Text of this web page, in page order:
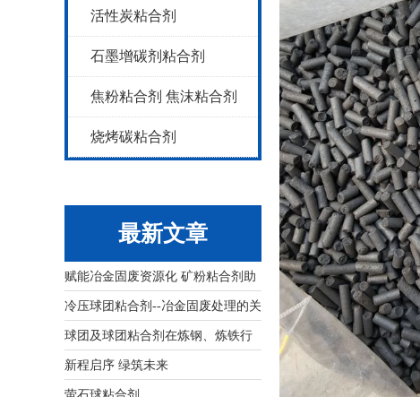
活性炭粘合剂
石墨增碳剂粘合剂
焦粉粘合剂 焦沫粘合剂
烧烤碳粘合剂
最新文章
赋能冶金固废资源化 矿粉粘合剂助
力行业**低碳高质量发展
冷压球团粘合剂--冶金固废处理的关
键辅料
球团及球团粘合剂在炼钢、炼铁行
业应用上
新程启序 绿筑未来